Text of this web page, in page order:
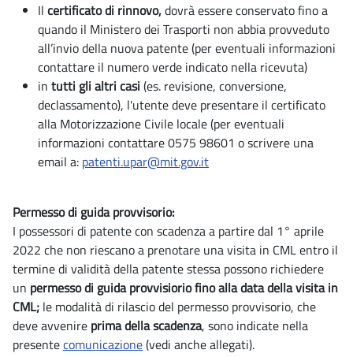
Il certificato di rinnovo,dovrà essere conservato fino a
quando il Ministero dei Trasporti non abbia provveduto
all’invio della nuova patente (per eventuali informazioni
contattare il numero verde indicato nella ricevuta)
in tutti gli altri casi (es. revisione, conversione,
declassamento), l'utente deve presentare il certificato
alla Motorizzazione Civile locale (per eventuali
informazioni contattare 0575 98601 o scrivere una
email a: patenti.upar@mit.gov.it
Permesso di guida provvisorio:
I possessori di patente con scadenza a partire dal 1° aprile
2022 che non riescano a prenotare una visita in CML entro il
termine di validità della patente stessa possono richiedere
un permesso di guida provvisiorio fino alla data della visita in
CML; le modalità di rilascio del permesso provvisorio, che
deve avvenire prima della scadenza, sono indicate nella
presentecomunicazione(vedi anche allegati).